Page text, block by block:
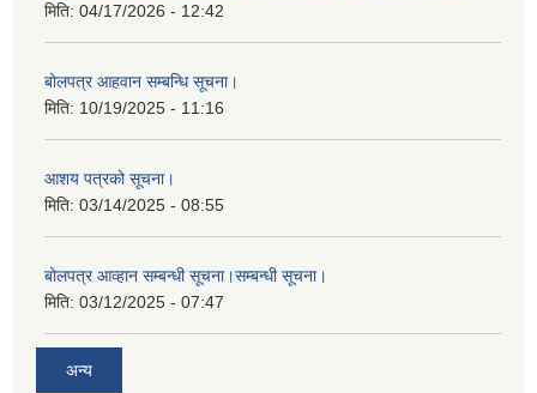
मिति: 04/17/2026 - 12:42
बोलपत्र आहवान सम्बन्धि सूचना।
मिति: 10/19/2025 - 11:16
आशय पत्रको सूचना।
मिति: 03/14/2025 - 08:55
बोलपत्र आव्हान सम्बन्धी सूचना।सम्बन्धी सूचना।
मिति: 03/12/2025 - 07:47
अन्य